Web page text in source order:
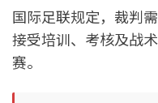
国际足联规定，裁判
接受培训、考核及战
赛。